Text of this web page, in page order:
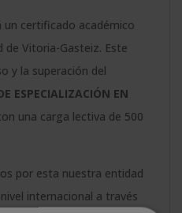
un certificado académico
de Vitoria-Gasteiz. Este
y la superación del
ESPECIALIZACIÓN EN
una carga lectiva de 500
por esta nuestra entidad
internacional a través